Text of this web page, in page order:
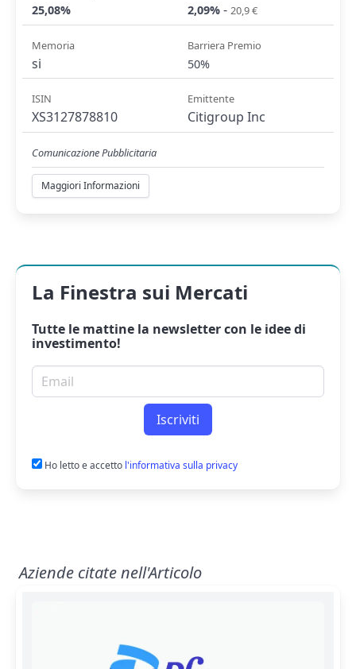
25,08% 2,09% - 20,9 €
Memoria
si
Barriera Premio
50%
ISIN
XS3127878810
Emittente
Citigroup Inc
Comunicazione Pubblicitaria
Maggiori Informazioni
La Finestra sui Mercati
Tutte le mattine la newslettercon le idee di
investimento!
Email per newsletter
Iscriviti
Ho letto e accetto l'informativa sulla privacy
Aziende citate nell'Articolo